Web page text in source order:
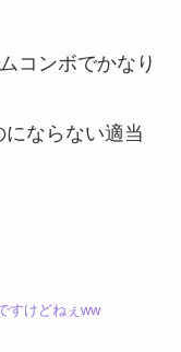
コンボでかなり
ならない適当
すけどねぇww